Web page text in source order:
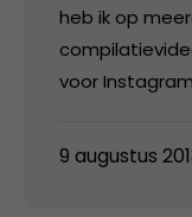
heb ik op
voor
9 augustus